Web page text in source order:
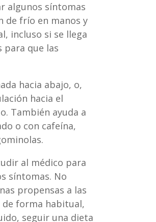
algunos síntomas
de frío en manos y
incluso si se llega
para que las
hacia abajo, o,
hacia el
También ayuda a
o con cafeína,
al médico para
síntomas. No
propensas a las
de forma habitual,
seguir una dieta